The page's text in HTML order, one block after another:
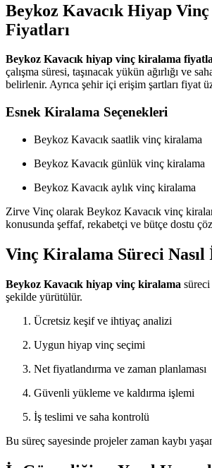
Beykoz Kavacık Hiyap
Fiyatları
Beykoz Kavacık hiyap vinç kiralama
çalışma süresi, taşınacak yükün ağırlığı ve
belirlenir. Ayrıca şehir içi erişim şartları fiyat
Esnek Kiralama Seçenekleri
Beykoz Kavacık saatlik vinç kiralama
Beykoz Kavacık günlük vinç kiralama
Beykoz Kavacık aylık vinç kiralama
Zirve Vinç olarak Beykoz Kavacık vinç
konusunda şeffaf, rekabetçi ve bütçe dostu
Vinç Kiralama Süreci
Beykoz Kavacık hiyap vinç kiralama
şekilde yürütülür.
Ücretsiz keşif ve ihtiyaç analizi
Uygun hiyap vinç seçimi
Net fiyatlandırma ve zaman planlaması
Güvenli yükleme ve kaldırma işlemi
İş teslimi ve saha kontrolü
Bu süreç sayesinde projeler zaman kaybı